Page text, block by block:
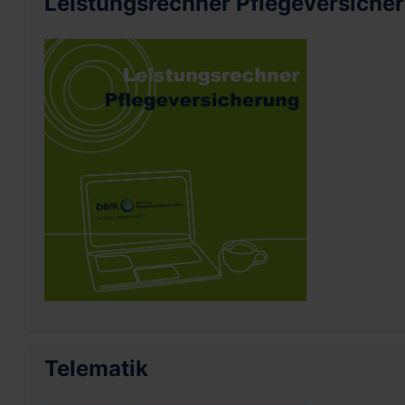
Telematik